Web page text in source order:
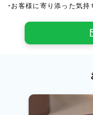
・お客様に寄り添った気